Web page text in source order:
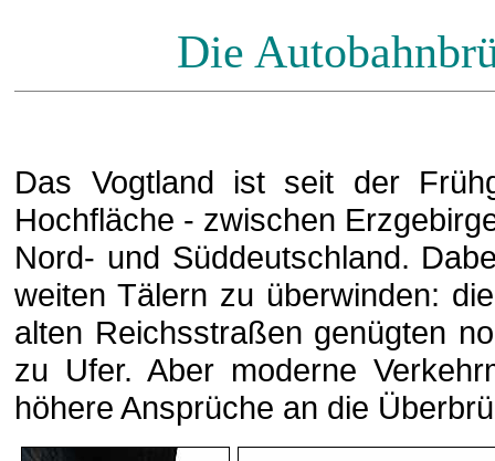
Die
Das Vogtland ist seit der
Hochfläche - zwischen
Nord- und Süddeutschland.
weiten Tälern zu überwinden:
alten Reichsstraßen genügten
zu Ufer. Aber moderne
höhere Ansprüche an die